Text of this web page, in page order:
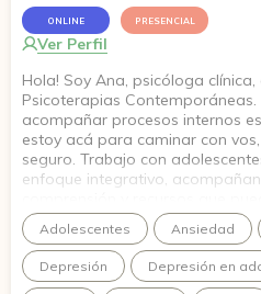
ONLINE PRESENCIAL
Ver Perfil
Hola! Soy Ana, psicóloga
Psicoterapias
acompañar procesos internos
estoy acá para caminar con
seguro. Trabajo con
enfoque integrativo,
Quiero que en este espacio
esa versión de vos que viene
Adolescentes Ansiedad
Depresión Depresión en